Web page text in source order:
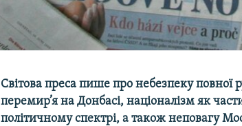
Світова преса пише про небезпеку повної
перемир’я на Донбасі, націоналізм як
політичному спектрі, а також неповагу